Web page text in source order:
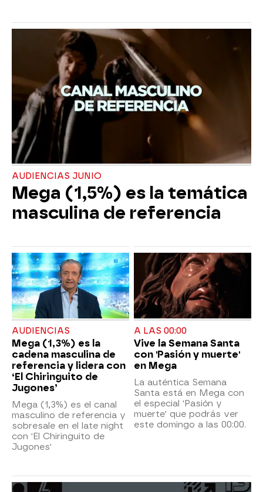
AUDIENCIAS JUNIO
Mega (1,5%) es la temática
masculina de referencia
AUDIENCIAS
Mega (1,3%) es la
cadena masculina de
referencia y lidera con
‘El Chiringuito de
Jugones’
Mega (1,3%) es el canal
masculino de referencia y
sobresale en el late night
con 'El Chiringuito de
Jugones'
A LAS 00:00
Vive la Semana Santa
con 'Pasión y muerte'
en Mega
La auténtica Semana
Santa está en Mega con
el especial 'Pasión y
muerte' que podrás ver
este domingo a las 00:00.